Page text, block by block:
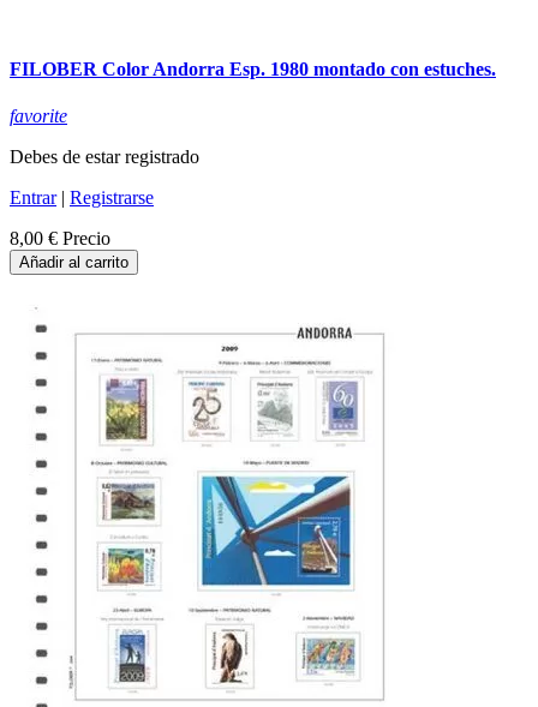
FILOBER Color Andorra Esp. 1980 montado con estuches.
favorite
Debes de estar registrado
Entrar| Registrarse
8,00 € Precio
Añadir al carrito